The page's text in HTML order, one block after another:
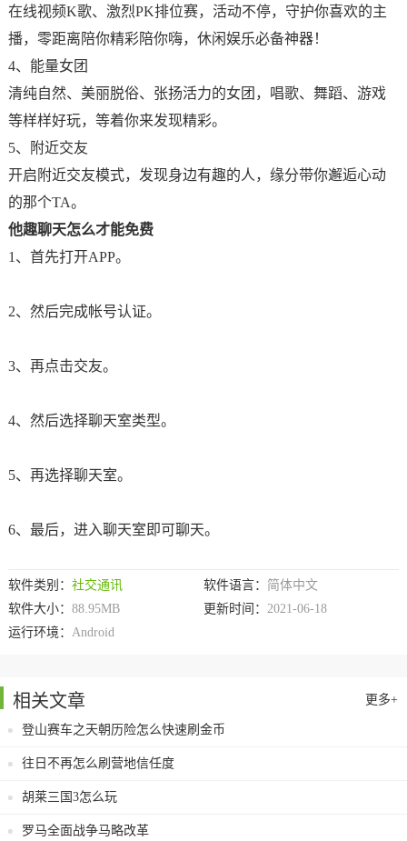
在线视频K歌、激烈PK排位赛，活动不停，守护你喜欢的主
播，零距离陪你精彩陪你嗨，休闲娱乐必备神器！
4、能量女团
清纯自然、美丽脱俗、张扬活力的女团，唱歌、舞蹈、游戏
等样样好玩，等着你来发现精彩。
5、附近交友
开启附近交友模式，发现身边有趣的人，缘分带你邂逅心动
的那个TA。
他趣聊天怎么才能免费
1、首先打开APP。
2、然后完成帐号认证。
3、再点击交友。
4、然后选择聊天室类型。
5、再选择聊天室。
6、最后，进入聊天室即可聊天。
软件类别： 社交通讯 软件语言： 简体中文
软件大小： 88.95MB 更新时间： 2021-06-18
运行环境： Android
相关文章 更多+
登山赛车之天朝历险怎么快速刷金币
往日不再怎么刷营地信任度
胡莱三国3怎么玩
罗马全面战争马略改革